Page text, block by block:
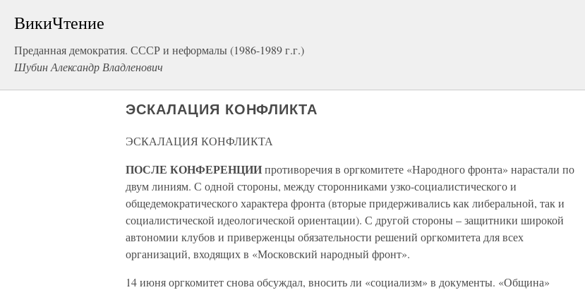
ВикиЧтение
Преданная демократия. СССР и неформалы (1986-1989 г.г.)
Шубин Александр Владленович
ЭСКАЛАЦИЯ КОНФЛИКТА
ЭСКАЛАЦИЯ КОНФЛИКТА
ПОСЛЕ КОНФЕРЕНЦИИпротиворечия в оргкомитете «Народного фронта» нарастали по
двум линиям. С одной стороны, между сторонниками узко-социалистического и
общедемократического характера фронта (вторые придерживались как либеральной, так и
социалистической идеологической ориентации). С другой стороны – защитники широкой
автономии клубов и приверженцы обязательности решений оргкомитета для всех
организаций, входящих в «Московский народный фронт».
14 июня оргкомитет снова обсуждал, вносить ли «социализм» в документы. «Община»